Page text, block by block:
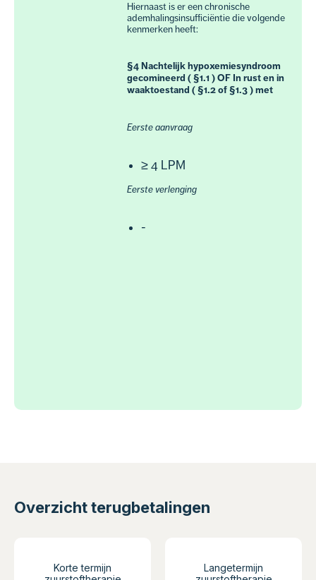
Hiernaast is er een chronische
ademhalingsinsufficiëntie die volgende
kenmerken heeft:
§4 Nachtelijk hypoxemiesyndroom
gecomineerd ( §1.1 ) OF In rust en in
waaktoestand ( §1.2 of §1.3 ) met
Eerste aanvraag
≥ 4 LPM
Eerste verlenging
-
Overzicht terugbetalingen
Korte termijn
Langetermijn